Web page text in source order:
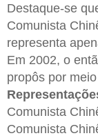
Destaque-se
Comunista
representa
Em 2002, o
propôs por
Comunista
Comunista